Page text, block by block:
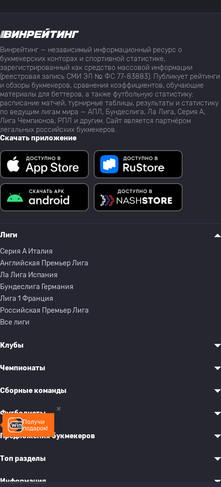
Получи
подарок!
Винрейтинг — независимый информационный ресурс о
букмекерских конторах и спортивной статистике,
зарегистрированный как средство массовой информации
(реестровая запись СМИ ЭЛ № ФС 77-83883). Публикует рейтинги
и обзоры букмекеров, сравнения коэффициентов, обучающие
материалы для беттеров, а также футбольную статистику:
расписание матчей, турнирные таблицы, результаты и статистику
по ведущим лигам мира — АПЛ, Бундеслига, Ла Лига, Серия А,
Лига Чемпионов, РПЛ и другим. Сайт является партнёром
легальных российских букмекеров.
Скачать приложение
Лиги
Серия A Италия
Английская Премьер Лига
Ла Лига Испания
Бундеслига Германия
Лига 1 Франция
Российская Премьер Лига
Все лиги
Клубы
Чемпионаты
Сборные команды
Футболисты
Предложения букмекеров
Топ разделы
Информация